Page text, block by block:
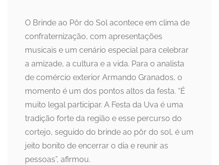
O Brinde ao Pôr do Sol acontece em clima de
confraternização, com apresentações
musicais e um cenário especial para celebrar
a amizade, a cultura e a vida. Para o analista
de comércio exterior Armando Granados, o
momento é um dos pontos altos da festa. “É
muito legal participar. A Festa da Uva é uma
tradição forte da região e esse percurso do
cortejo, seguido do brinde ao pôr do sol, é um
jeito bonito de encerrar o dia e reunir as
pessoas”, afirmou.